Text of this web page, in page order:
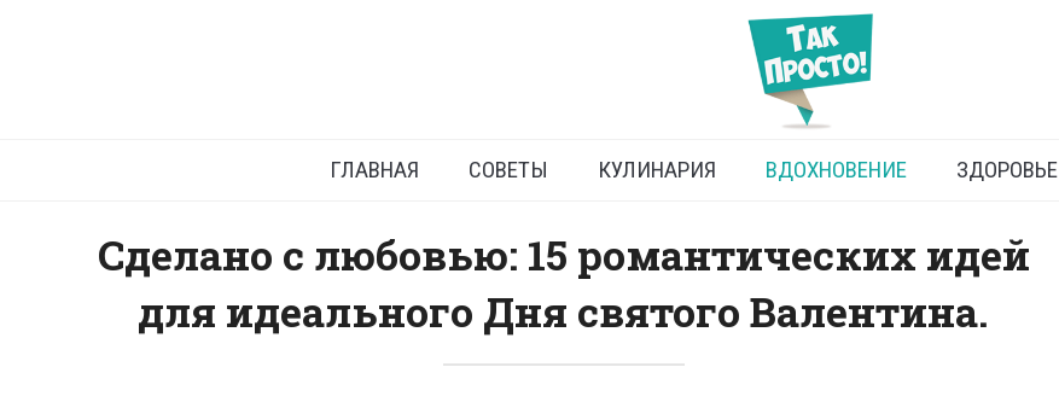
Идеи ко Дню влюбленных
ГЛАВНАЯ СОВЕТЫ КУЛИНАРИЯ ВДОХНОВЕНИЕ ЗДОРОВЬЕ
Сделано с любовью: 15 романтических идей
для идеального Дня святого Валентина.